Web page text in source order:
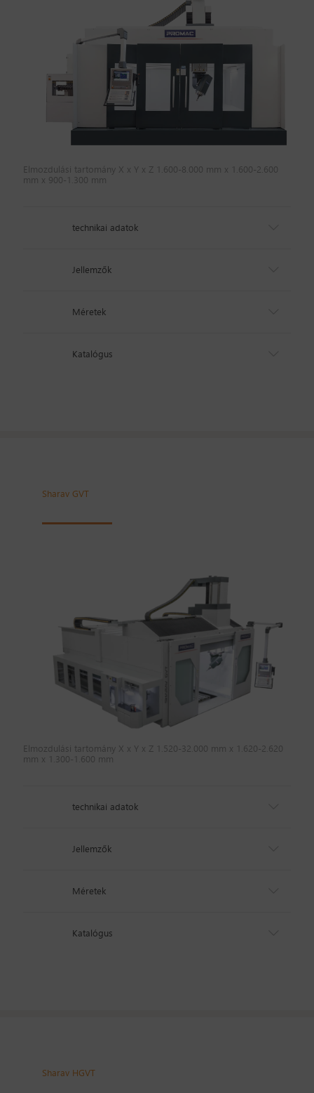
Elmozdulási tartomány X x Y x Z 1.600-8.000 mm x 1.600-2.600
mm x 900-1.300 mm
technikai adatok
Jellemzők
Méretek
Katalógus
Sharav GVT
Elmozdulási tartomány X x Y x Z 1.520-32.000 mm x 1.620-2.620
mm x 1.300-1.600 mm
technikai adatok
Jellemzők
Méretek
Katalógus
Sharav HGVT